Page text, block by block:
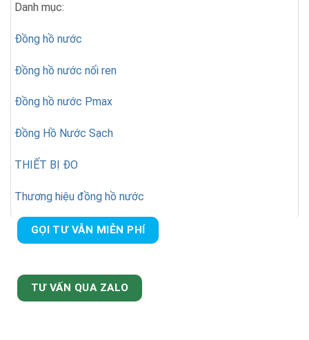
Danh mục:
Đồng hồ nước
Đồng hồ nước nối ren
Đồng hồ nước Pmax
Đồng Hồ Nước Sạch
THIẾT BỊ ĐO
Thương hiệu đồng hồ nước
GỌI TƯ VẪN MIỄN PHÍ
TƯ VẤN QUA ZALO